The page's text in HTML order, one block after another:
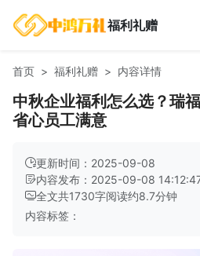
福利礼赠
首页 福利礼赠 内容详情
中秋企业福利怎么选？瑞
省心员工满意
更新时间：2025-09-08
内容发布：2025-09-08
全文共1730字阅读约8.7分钟
内容标签：